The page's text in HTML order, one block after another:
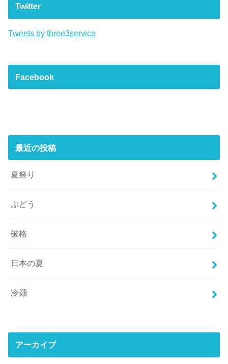
Twitter
Tweets by three3service
Facebook
最近の投稿
夏祭り
ぶどう
破格
日本の夏
冷麺
アーカイブ